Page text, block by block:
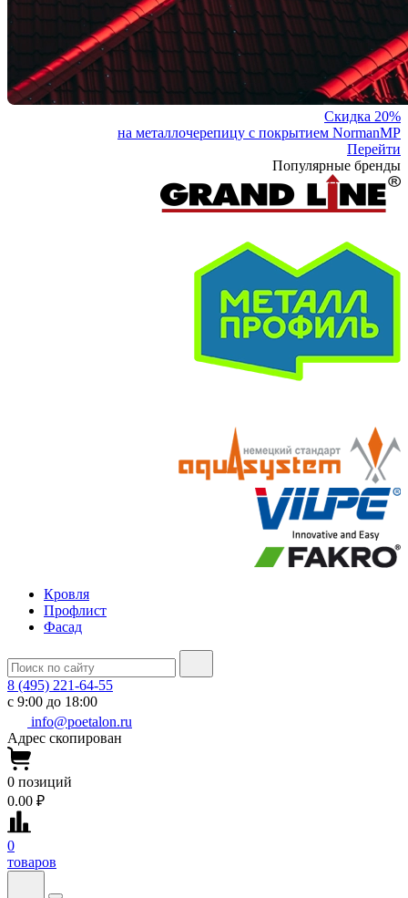
Скидка 20%
на металлочерепицу с покрытием NormanMP
Перейти
Популярные бренды
Кровля
Профлист
Фасад
8 (495) 221-64-55
с 9:00 до 18:00
info@poetalon.ru
Адрес скопирован
0 позиций
0.00 ₽
0
товаров